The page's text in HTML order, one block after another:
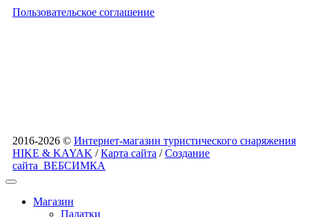
Пользовательское соглашение
2016-2026 © Интернет-магазин туристического снаряжения
HIKE & KAYAK /Карта сайта /Создание
сайта ВЕБСИМКА
Магазин
Палатки